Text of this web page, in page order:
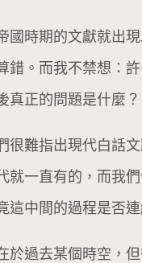
國時期的文獻就出
錯。而我不禁想：
真正的問題是什麼？
很難指出現代白話
就一直有的，而我
這中間的過程是否
於過去某個時空，